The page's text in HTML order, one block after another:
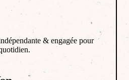
& engagée pour